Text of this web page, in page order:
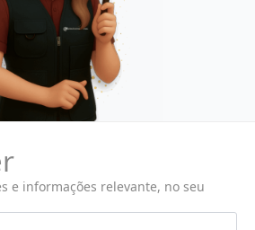
e informações relevante, no seu